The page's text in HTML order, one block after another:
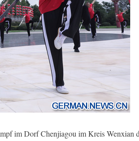
im Dorf Chenjiagou im Kreis Wenxian